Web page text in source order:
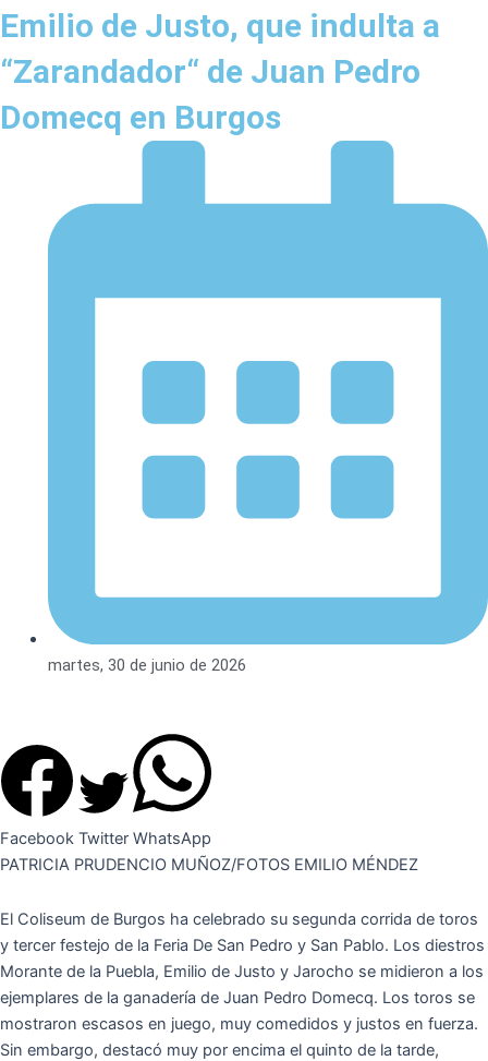
Emilio de Justo, que indulta a
“Zarandador“ de Juan Pedro
Domecq en Burgos
martes, 30 de junio de 2026
Facebook Twitter WhatsApp
PATRICIA PRUDENCIO MUÑOZ/FOTOS EMILIO MÉNDEZ
El Coliseum de Burgos ha celebrado su segunda corrida de toros
y tercer festejo de la Feria De San Pedro y San Pablo. Los diestros
Morante de la Puebla, Emilio de Justo y Jarocho se midieron a los
ejemplares de la ganadería de Juan Pedro Domecq. Los toros se
mostraron escasos en juego, muy comedidos y justos en fuerza.
Sin embargo, destacó muy por encima el quinto de la tarde,